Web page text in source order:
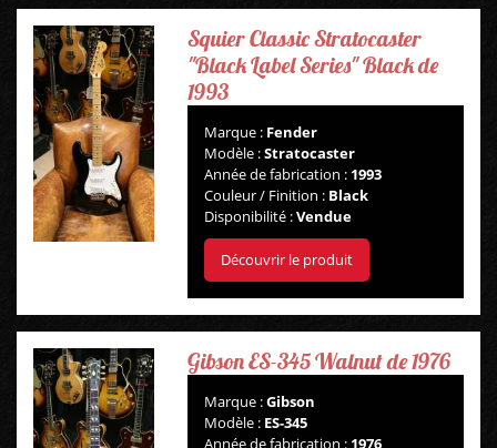
GUITARES
Squier Classic Stratocaster
"Black Label Series" Black de
1993
Marque : Fender
Modèle :Stratocaster
Année de fabrication : 1993
Couleur / Finition : Black
Disponibilité :Vendue
Découvrir le produit
Gibson ES-345 Walnut de 1976
Marque :Gibson
Modèle : ES-345
Année de fabrication : 1976